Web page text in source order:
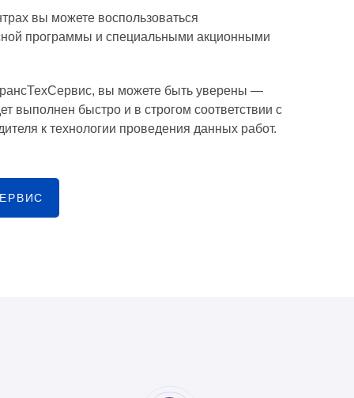
вы можете воспользоваться
программы и специальными акционными
вы можете быть уверены —
выполнен быстро и в строгом соответствии с
к технологии проведения данных работ.